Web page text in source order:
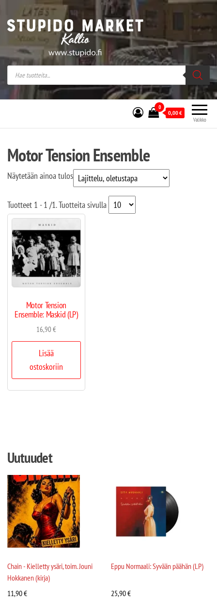
Stupido Market – verkossa ja kivijalassa
Stupido Market on vaihtoehtomusaan
erikoistunut verkko- sekä
kivijalkakauppa Helsingissä Kallion
sydämessä.
Valikko
0
0,00€
Motor Tension Ensemble
Näytetään ainoa tulos
Tuotteet 1 - 1 /1. Tuotteita sivulla
Motor Tension
Ensemble: Maskid (LP)
16,90€
Lisää
ostoskoriin
Uutuudet
Chain - Kielletty ysäri, toim. Jouni
Hokkanen (kirja)
11,90€
Eppu Normaali: Syvään päähän (LP)
25,90€